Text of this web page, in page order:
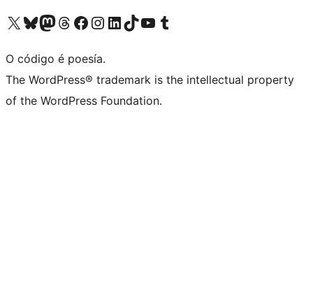
Visita la cuenta de X (anteriormente Twitter)
Visita a nosa conta de Bluesky
Visita a nosa conta de Mastodon
Visita a nosa conta de Threads
Visita a nosa páxina de Facebook
Visita a nosa conta de Instagram
Visita a nosa conta de LinkedIn
Visita a nosa conta de TikTok
Visita a nosa canle de YouTube
Visita a nosa conta de Tumblr
O código é poesía.
The WordPress® trademark is the intellectual property
of the WordPress Foundation.